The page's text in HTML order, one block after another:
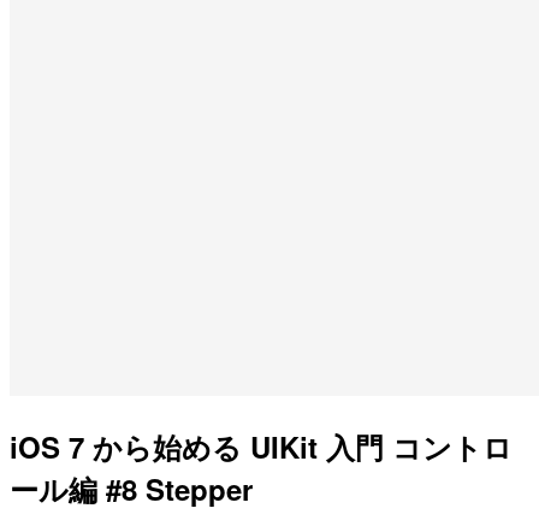
iOS 7 から始める UIKit 入門 コントロ
ール編 #8 Stepper